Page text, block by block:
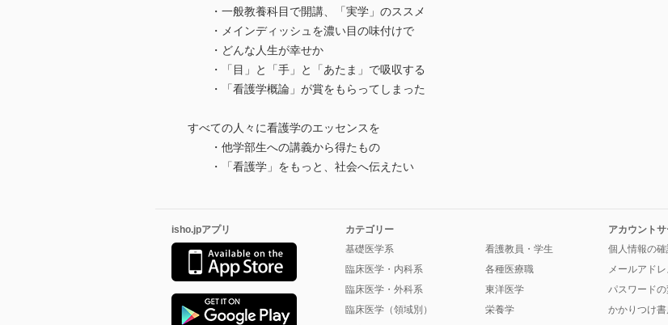
・一般教養科目で開講、「実学」のススメ
・メインディッシュを濃い目の味付けで
・どんな人生が幸せか
・「目」と「手」と「あたま」で吸収する
・「看護学概論」が賞をもらってしまった
すべての人々に看護学のエッセンスを
・他学部生への講義から得たもの
・「看護学」をもっと、社会へ伝えたい
isho.jpアプリ
カテゴリー
基礎医学系
臨床医学・内科系
臨床医学・外科系
臨床医学（領域別）
看護教員・学生
各種医療職
東洋医学
栄養学
アカウント
個人情報の
メールアド
パスワードの
かかりつけ